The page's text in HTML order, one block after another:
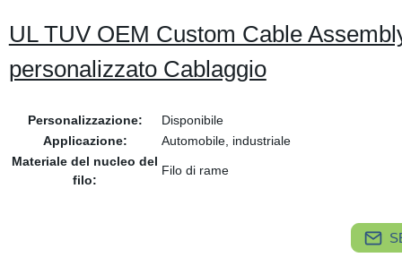
UL TUV OEM Custom Cable
personalizzato Cablaggio
Personalizzazione:
Disponibile
Applicazione:
Automobile, industriale
Materiale del nucleo del
filo:
Filo di rame